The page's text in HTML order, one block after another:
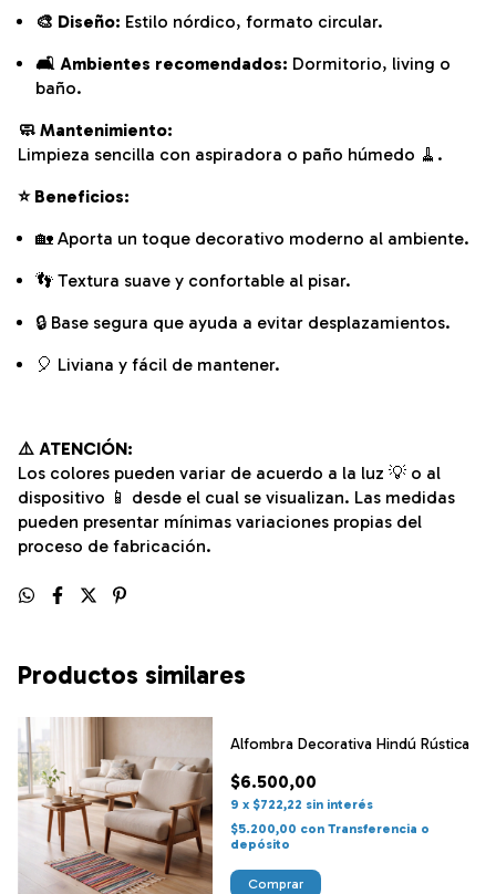
🎨 Diseño: Estilo nórdico, formato circular.
🛋️ Ambientes recomendados: Dormitorio, living o
baño.
🧼 Mantenimiento:
Limpieza sencilla con aspiradora o paño húmedo 🧹.
⭐ Beneficios:
🏡 Aporta un toque decorativo moderno al ambiente.
👣 Textura suave y confortable al pisar.
🔒 Base segura que ayuda a evitar desplazamientos.
🎈 Liviana y fácil de mantener.
⚠️ ATENCIÓN:
Los colores pueden variar de acuerdo a la luz 💡 o al
dispositivo 📱 desde el cual se visualizan. Las medidas
pueden presentar mínimas variaciones propias del
proceso de fabricación.
Productos similares
Alfombra Decorativa Hindú Rústica
$6.500,00
9 x $722,22 sin interés
$5.200,00 con Transferencia o
depósito
Comprar